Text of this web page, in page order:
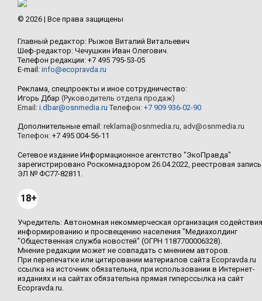
© 2026 | Все права защищены
Главный редактор: Рыжов Виталий Витальевич
Шеф-редактор: Чечушкин Иван Олегович.
Телефон редакции: +7 495 795-53-05
E-mail: info@ecopravda.ru
Реклама, спецпроекты и иное сотрудничество:
Игорь Дбар (Руководитель отдела продаж)
Email: i.dbar@osnmedia.ru Телефон: +7 909 936-02-90
Дополнительные email: reklama@osnmedia.ru adv@osnmedia.ru
Телефон: +7 495 004-56-11
Сетевое издание Информационное агентство "ЭкоПравда"
зарегистрировано Роскомнадзором 26.04.2022, реестровая запись
ЭЛ № ФС77-82811.
18+
Учредитель: Автономная некоммерческая организация содействия
информированию и просвещению населения "Медиахолдинг
"Общественная служба новостей" (ОГРН 1187700006328).
Мнение редакции может не совпадать с мнением авторов.
При перепечатке или цитировании материалов сайта Ecopravda.ru
ссылка на источник обязательна, при использовании в Интернет-
изданиях и на сайтах обязательна прямая гиперссылка на сайт
Ecopravda.ru.